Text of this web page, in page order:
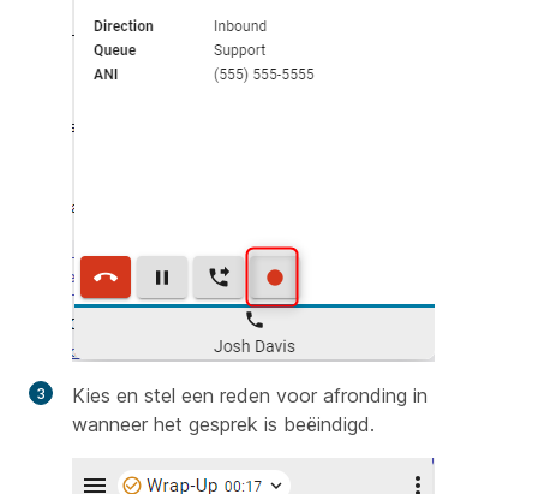
Kies en stel een reden voor afronding in
wanneer het gesprek is beëindigd.